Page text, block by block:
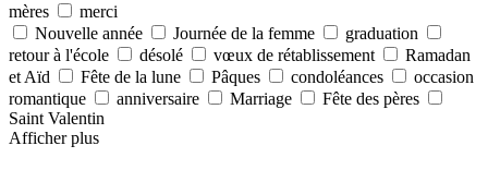
mères
merci
Nouvelle année
Journée de la femme
graduation
retour à l'école
désolé vœux de rétablissement
Ramadan
et Aïd
Fête de la lune Pâques condoléances
occasion
romantique
anniversaire Marriage
Fête des pères
Saint Valentin
Afficher plus